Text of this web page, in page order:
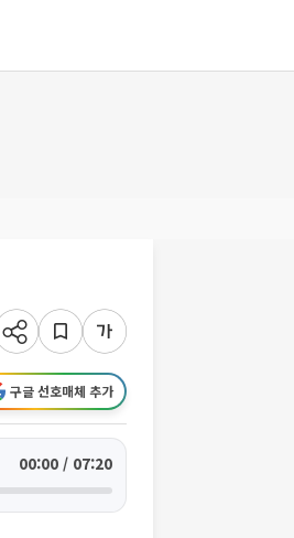
구글 선호매체 추가
00:00 / 07:20